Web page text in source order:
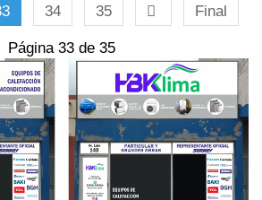
34 35 Final
Página 33 de 35